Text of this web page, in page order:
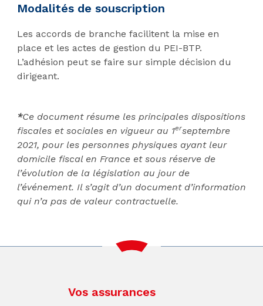
Modalités de souscription
Les accords de branche facilitent la mise en
place et les actes de gestion du PEI-BTP.
L’adhésion peut se faire sur simple décision du
dirigeant.
*Ce document résume les principales dispositions
fiscales et sociales en vigueur au 1erseptembre
2021, pour les personnes physiques ayant leur
domicile fiscal en France et sous réserve de
l’évolution de la législation au jour de
l’événement. Il s’agit d’un document d’information
qui n’a pas de valeur contractuelle.
Vos assurances